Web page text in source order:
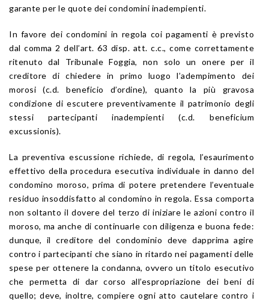
garante per le quote dei condomini inadempienti.
In favore dei condomini in regola coi pagamenti è previsto
dal comma 2 dell’art. 63 disp. att. c.c., come correttamente
ritenuto dal Tribunale Foggia, non solo un onere per il
creditore di chiedere in primo luogo l’adempimento dei
morosi (c.d. beneficio d’ordine), quanto la più gravosa
condizione di escutere preventivamente il patrimonio degli
stessi partecipanti inadempienti (c.d. beneficium
excussionis).
La preventiva escussione richiede, di regola, l’esaurimento
effettivo della procedura esecutiva individuale in danno del
condomino moroso, prima di potere pretendere l’eventuale
residuo insoddisfatto al condomino in regola. Essa comporta
non soltanto il dovere del terzo di iniziare le azioni contro il
moroso, ma anche di continuarle con diligenza e buona fede:
dunque, il creditore del condominio deve dapprima agire
contro i partecipanti che siano in ritardo nei pagamenti delle
spese per ottenere la condanna, ovvero un titolo esecutivo
che permetta di dar corso all’espropriazione dei beni di
quello; deve, inoltre, compiere ogni atto cautelare contro i